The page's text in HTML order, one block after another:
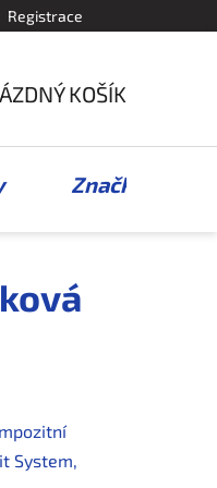
Registrace
KOŠÍK
Značky
System,